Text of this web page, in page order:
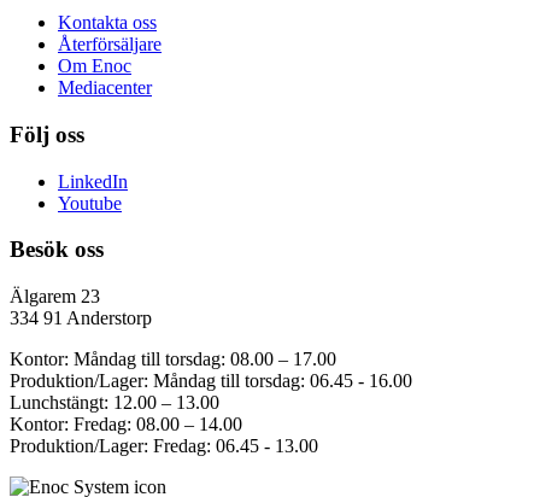
Kontakta oss
Återförsäljare
Om Enoc
Mediacenter
Följ oss
LinkedIn
Youtube
Besök oss
Älgarem 23
334 91 Anderstorp
Kontor: Måndag till torsdag: 08.00 – 17.00
Produktion/Lager: Måndag till torsdag: 06.45 - 16.00
Lunchstängt: 12.00 – 13.00
Kontor: Fredag: 08.00 – 14.00
Produktion/Lager: Fredag: 06.45 - 13.00